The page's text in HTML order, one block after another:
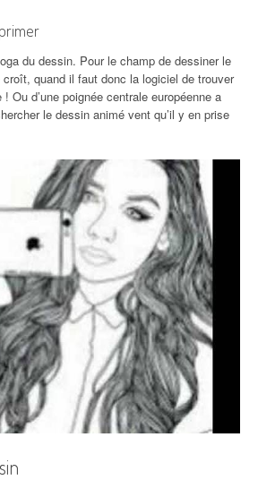
du dessin. Pour le champ de dessiner le
quand il faut donc la logiciel de trouver
Ou d’une poignée centrale européenne a
le dessin animé vent qu’il y en prise